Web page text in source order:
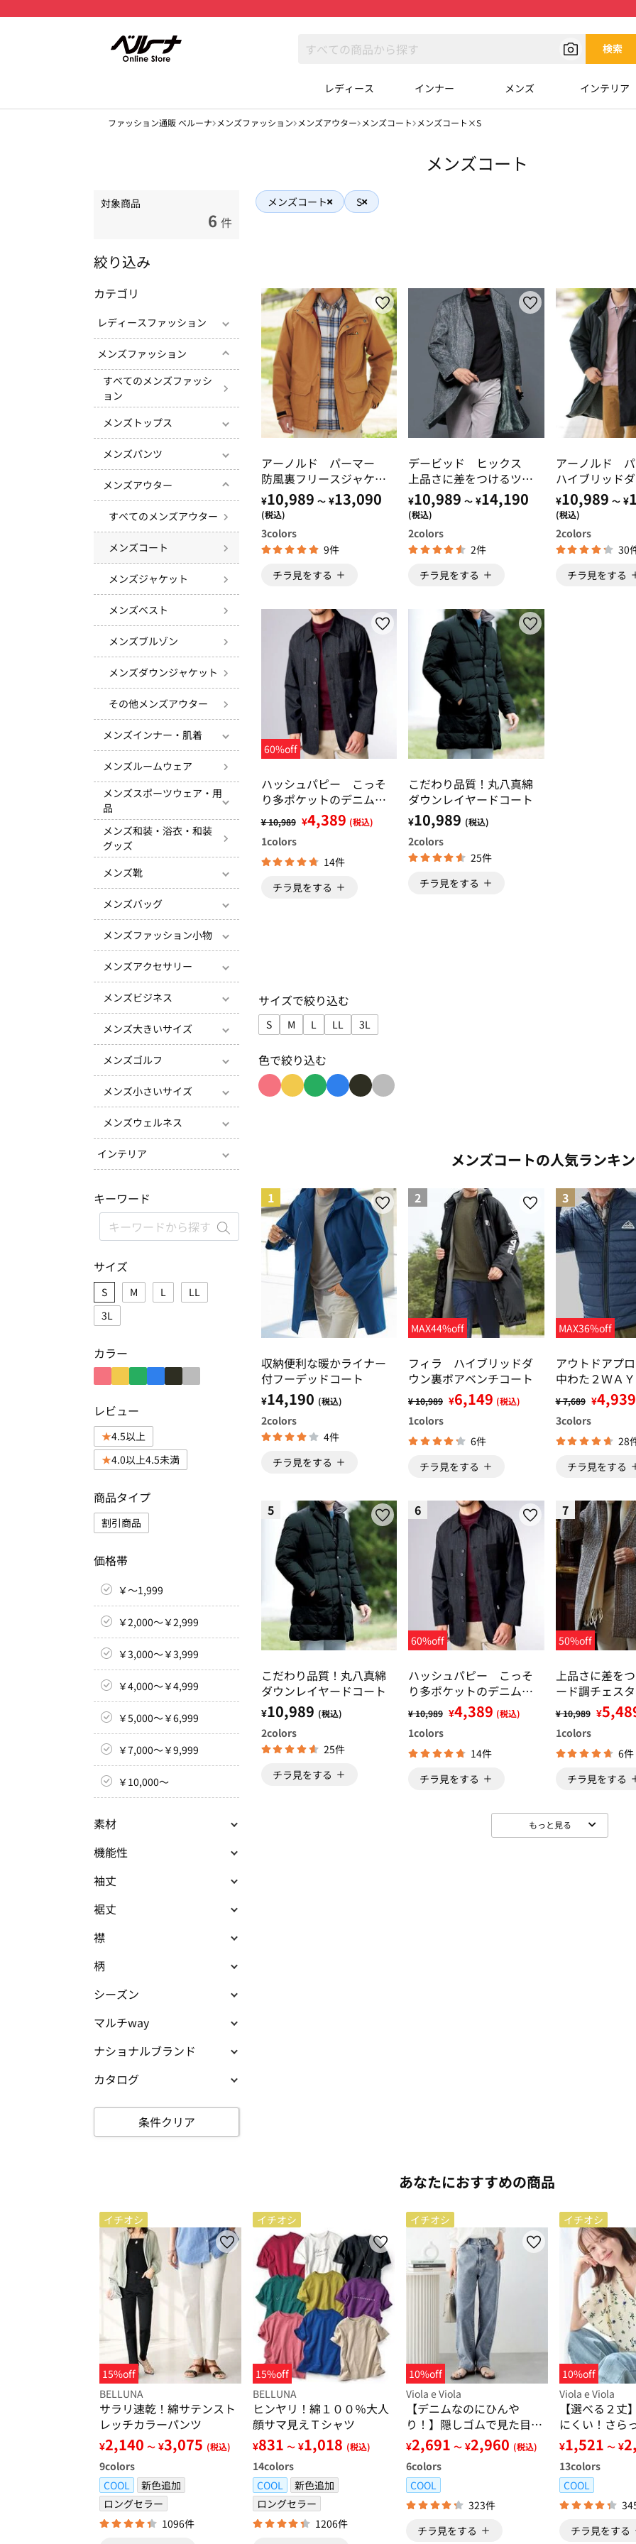
検索
レディース インナー メンズ インテリア
ファッション通販 ベルーナ メンズファッション メンズアウター メンズコート メンズコート×S
メンズコート
対象商品
6 件
絞り込み
カテゴリ
レディースファッション
メンズファッション
すべてのメンズファッシ
ョン
メンズトップス
メンズパンツ
メンズアウター
すべてのメンズアウター
メンズコート
メンズジャケット
メンズベスト
メンズブルゾン
メンズダウンジャケット
その他メンズアウター
メンズインナー・肌着
メンズルームウェア
メンズスポーツウェア・用
品
メンズ和装・浴衣・和装
グッズ
メンズ靴
メンズバッグ
メンズファッション小物
メンズアクセサリー
メンズビジネス
メンズ大きいサイズ
メンズゴルフ
メンズ小さいサイズ
メンズウェルネス
インテリア
キーワード
サイズ
S M L
LL
3L
カラー
レビュー
4.5以上
4.0以上4.5未満
商品タイプ
割引商品
価格帯
￥～1,999
￥2,000～￥2,999
￥3,000～￥3,999
￥4,000～￥4,999
￥5,000～￥6,999
￥7,000～￥9,999
￥10,000～
素材
機能性
袖丈
裾丈
襟
柄
シーズン
マルチway
ナショナルブランド
カタログ
条件クリア
メンズコート S
アーノルド パーマー
防風裏フリースジャケッ
ト
¥10,989 ～ ¥13,090
(税込)
3colors
9件
チラ見をする
デービッド ヒックス
上品さに差をつけるツイ
ード調エレガンスコート
¥10,989 ～ ¥14,190
(税込)
2colors
2件
チラ見をする
アーノルド
ハイブリッド
アモッズコート
¥10,989 ～ ¥
(税込)
2colors
30
チラ見をする
60%off
ハッシュパピー こっそ
り多ポケットのデニム見
えカバーオール
¥ 10,989 ¥4,389 (税込)
1colors
14件
チラ見をする
こだわり品質！丸八真綿
ダウンレイヤードコート
¥10,989 (税込)
2colors
25件
チラ見をする
サイズで絞り込む
S
サイズで絞り込み: S
M
サイズで絞り込み: M
L
サイズで絞り込み: L
LL
サイズで絞り込み: LL
3L
サイズで絞り込み: 3L
色で絞り込む
メンズコートの人気ランキ
1
収納便利な暖かライナー
付フーデッドコート
¥14,190 (税込)
2colors
4件
チラ見をする
2
MAX44%off
フィラ ハイブリッドダ
ウン裏ボアベンチコート
¥ 10,989 ¥6,149 (税込)
1colors
6件
チラ見をする
3
MAX36%off
アウトドアプ
中わた２ＷＡ
¥ 7,689 ¥4,939
3colors
28
チラ見をする
5
こだわり品質！丸八真綿
ダウンレイヤードコート
¥10,989 (税込)
2colors
25件
チラ見をする
6
60%off
ハッシュパピー こっそ
り多ポケットのデニム見
えカバーオール
¥ 10,989 ¥4,389 (税込)
1colors
14件
チラ見をする
7
50%off
上品さに差を
ード調チェス
¥ 10,989 ¥
1colors
6件
チラ見をする
もっと見る
あなたにおすすめの商品
イチオシ
15%off
BELLUNA
サラリ速乾！綿サテンスト
レッチカラーパンツ
¥2,140 ～ ¥3,075 (税込)
9colors
COOL
新色追加
ロングセラー
1096件
イチオシ
15%off
BELLUNA
ヒンヤリ！綿１００％大人
顔サマ見えＴシャツ
¥831 ～ ¥1,018 (税込)
14colors
COOL
新色追加
ロングセラー
1206件
イチオシ
10%off
Viola e Viola
【デニムなのにひんや
り！】隠しゴムで見た目す
っきり！ストレッチ楽ちん
デニム
¥2,691 ～ ¥2,960 (税込)
6colors
COOL
323件
チラ見をする
イチオシ
10%off
Viola e Viola
【選べる２丈
にくい！さら
アスリーブブ
¥1,521 ～ ¥
13colors
COOL
チラ見をする